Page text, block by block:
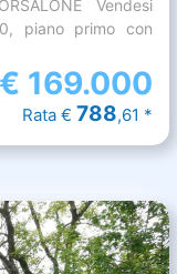
Vendesi
piano primo con
€ 169.000
Rata € 788,61 *